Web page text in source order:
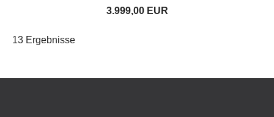
3.999,00 EUR
13 Ergebnisse